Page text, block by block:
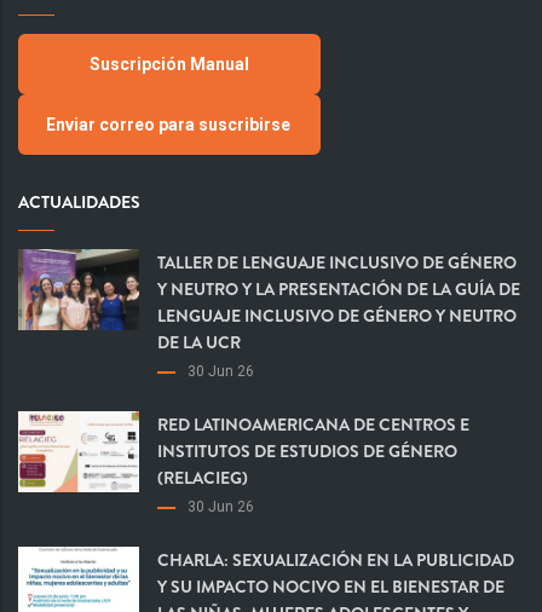
Suscripción Manual
Enviar correo para suscribirse
ACTUALIDADES
TALLER DE LENGUAJE INCLUSIVO DE GÉNERO
Y NEUTRO Y LA PRESENTACIÓN DE LA GUÍA DE
LENGUAJE INCLUSIVO DE GÉNERO Y NEUTRO
DE LA UCR
30 Jun 26
RED LATINOAMERICANA DE CENTROS E
INSTITUTOS DE ESTUDIOS DE GÉNERO
(RELACIEG)
30 Jun 26
CHARLA: SEXUALIZACIÓN EN LA PUBLICIDAD
Y SU IMPACTO NOCIVO EN EL BIENESTAR DE